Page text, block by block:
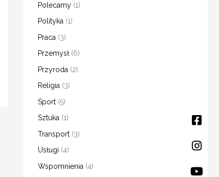
Polecamy (1)
Polityka (1)
Praca (3)
Przemysł (6)
Przyroda (2)
Religia (3)
Sport (5)
Sztuka (1)
Transport (3)
Usługi (4)
Wspomnienia (4)